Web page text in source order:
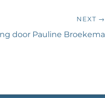
NEXT →
door Pauline Broekema